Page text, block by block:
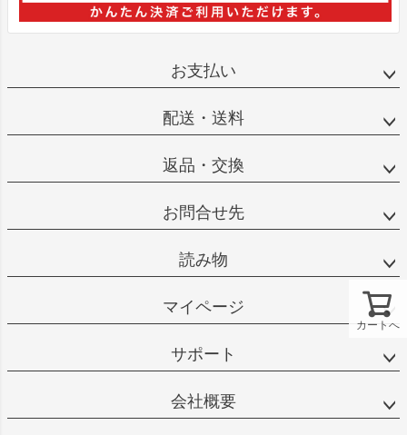
カートへ
お支払い
配送・送料
返品・交換
お問合せ先
読み物
マイページ
サポート
会社概要